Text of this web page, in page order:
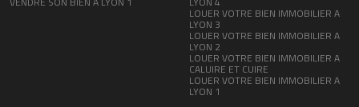
LOUER VOTRE BIEN IMMOBILIER A
LYON 3
LOUER VOTRE BIEN IMMOBILIER A
LYON 2
LOUER VOTRE BIEN IMMOBILIER A
CALUIRE ET CUIRE
LOUER VOTRE BIEN IMMOBILIER A
LYON 1